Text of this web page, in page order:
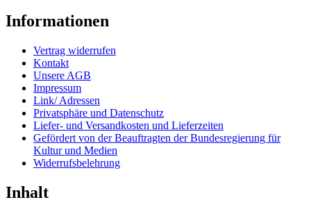
Informationen
Vertrag widerrufen
Kontakt
Unsere AGB
Impressum
Link/ Adressen
Privatsphäre und Datenschutz
Liefer- und Versandkosten und Lieferzeiten
Gefördert von der Beauftragten der Bundesregierung für
Kultur und Medien
Widerrufsbelehrung
Inhalt